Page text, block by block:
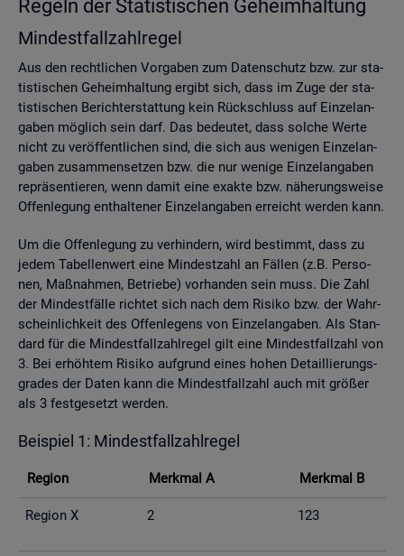
Re­geln der Sta­tis­ti­schen Ge­heim­hal­tung
Min­dest­fall­zahl­re­gel
Aus den recht­li­chen Vor­ga­ben zum Da­ten­schutz bzw. zur sta­
tis­ti­schen Ge­heim­hal­tung er­gibt sich, dass im Zuge der sta­
tis­ti­schen Be­richt­erstat­tung kein Rück­schluss auf Ein­zel­an­
ga­ben mög­lich sein darf. Das be­deu­tet, dass sol­che Werte
nicht zu ver­öf­fent­li­chen sind, die sich aus we­ni­gen Ein­zel­an­
ga­ben zu­sam­men­set­zen bzw. die nur we­ni­ge Ein­zel­an­ga­ben
re­prä­sen­tie­ren, wenn damit eine ex­ak­te bzw. nä­he­rungs­wei­se
Of­fen­le­gung ent­hal­te­ner Ein­zel­an­ga­ben er­reicht wer­den kann.
Um die Of­fen­le­gung zu ver­hin­dern, wird be­stimmt, dass zu
jedem Ta­bel­len­wert eine Min­dest­zahl an Fäl­len (z.B. Per­so­
nen, Maß­nah­men, Be­trie­be) vor­han­den sein muss. Die Zahl
der Min­dest­fäl­le rich­tet sich nach dem Ri­si­ko bzw. der Wahr­
schein­lich­keit des Of­fen­le­gens von Ein­zel­an­ga­ben. Als Stan­
dard für die Min­dest­fall­zahl­re­gel gilt eine Min­dest­fall­zahl von
3. Bei er­höh­tem Ri­si­ko auf­grund eines hohen De­tail­lie­rungs­
gra­des der Daten kann die Min­dest­fall­zahl auch mit grö­ßer
als 3 fest­ge­setzt wer­den.
Bei­spiel 1: Min­dest­fall­zahl­re­gel
Re­gi­on Merk­mal A Merk­mal B
Re­gi­on X 2 123